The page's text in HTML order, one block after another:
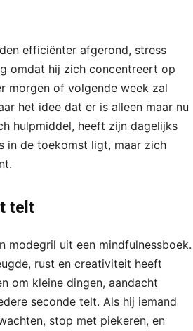
efficiënter afgerond, stress
omdat hij zich concentreert op
morgen of volgende week zal
het idee dat er is alleen maar nu
hulpmiddel, heeft zijn dagelijks
in de toekomst ligt, maar zich
telt
modegril uit een mindfulnessboek.
rust en creativiteit heeft
om kleine dingen, aandacht
seconde telt. Als hij iemand
stop met piekeren, en